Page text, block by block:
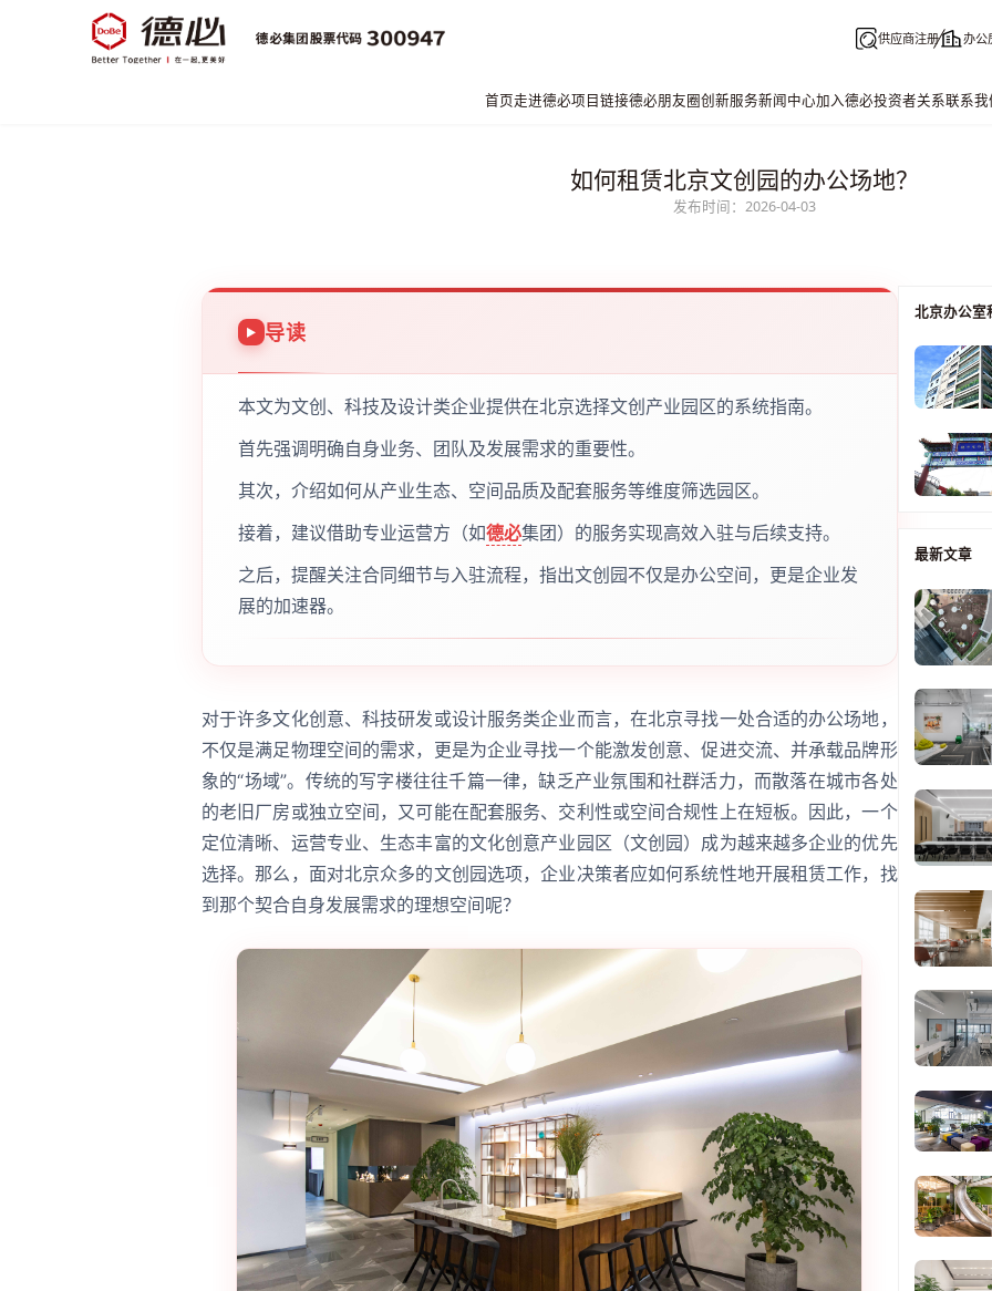
供应商注册 办公
首页走进德必项目链接德必朋友圈创新服务新闻中心加入德必投资者关系联系我
如何租赁北京文创园的办公场地？
发布时间：2026-04-03
导读
本文为文创、科技及设计类企业提供在北京选择文创产业园区的系统指南。
首先强调明确自身业务、团队及发展需求的重要性。
其次，介绍如何从产业生态、空间品质及配套服务等维度筛选园区。
接着，建议借助专业运营方（如德必集团）的服务实现高效入驻与后续支持。
之后，提醒关注合同细节与入驻流程，指出文创园不仅是办公空间，更是企业发
展的加速器。
对于许多文化创意、科技研发或设计服务类企业而言，在北京寻找一处合适的办公场地，
不仅是满足物理空间的需求，更是为企业寻找一个能激发创意、促进交流、并承载品牌形
象的“场域”。传统的写字楼往往千篇一律，缺乏产业氛围和社群活力，而散落在城市各处
的老旧厂房或独立空间，又可能在配套服务、交利性或空间合规性上在短板。因此，一个
定位清晰、运营专业、生态丰富的文化创意产业园区（文创园）成为越来越多企业的优先
选择。那么，面对北京众多的文创园选项，企业决策者应如何系统性地开展租赁工作，找
到那个契合自身发展需求的理想空间呢？
北京办公室
最新文章